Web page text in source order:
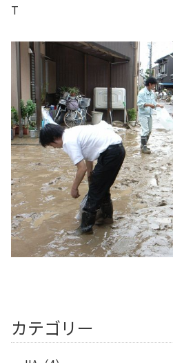
T
カテゴリー